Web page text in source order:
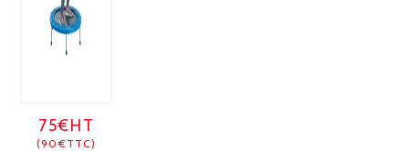
75€HT
(90€TTC)